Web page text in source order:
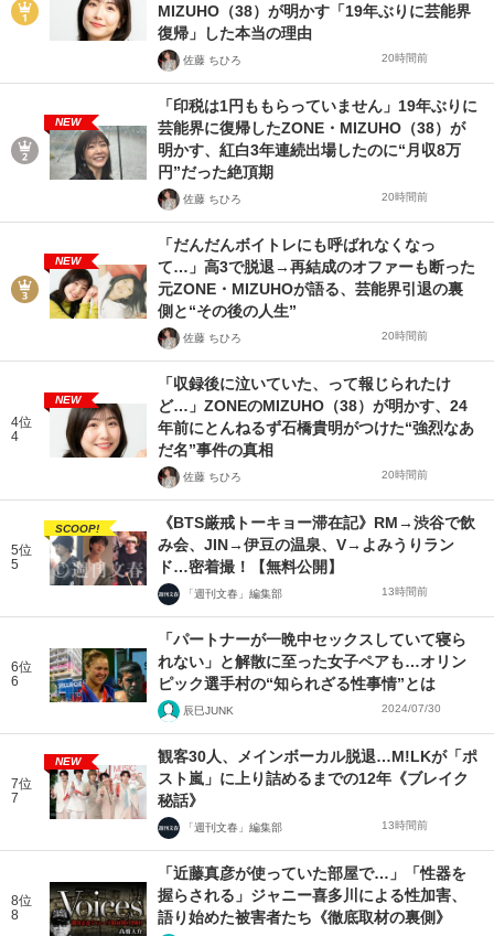
MIZUHO（38）が明かす「19年ぶりに芸能界
復帰」した本当の理由
佐藤 ちひろ 20時間前
NEW
「印税は1円ももらっていません」19年ぶりに
芸能界に復帰したZONE・MIZUHO（38）が
明かす、紅白3年連続出場したのに“月収8万
円”だった絶頂期
佐藤 ちひろ 20時間前
NEW
「だんだんボイトレにも呼ばれなくなっ
て…」高3で脱退→再結成のオファーも断った
元ZONE・MIZUHOが語る、芸能界引退の裏
側と“その後の人生”
佐藤 ちひろ 20時間前
4位
4
NEW
「収録後に泣いていた、って報じられたけ
ど…」ZONEのMIZUHO（38）が明かす、24
年前にとんねるず石橋貴明がつけた“強烈なあ
だ名”事件の真相
佐藤 ちひろ 20時間前
5位
5
SCOOP!
《BTS厳戒トーキョー滞在記》RM→渋谷で飲
み会、JIN→伊豆の温泉、V→よみうりラン
ド…密着撮！【無料公開】
「週刊文春」編集部 13時間前
6位
6
「パートナーが一晩中セックスしていて寝ら
れない」と解散に至った女子ペアも…オリン
ピック選手村の“知られざる性事情”とは
辰巳JUNK 2024/07/30
7位
7
NEW
観客30人、メインボーカル脱退…M!LKが「ポ
スト嵐」に上り詰めるまでの12年《ブレイク
秘話》
「週刊文春」編集部 13時間前
8位
8
「近藤真彦が使っていた部屋で…」「性器を
握らされる」ジャニー喜多川による性加害、
語り始めた被害者たち《徹底取材の裏側》